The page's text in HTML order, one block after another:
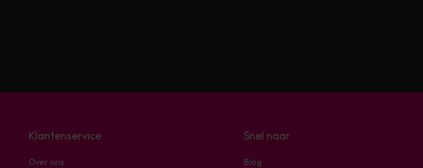
Klantenservice
Over ons
Snel naar
Blog